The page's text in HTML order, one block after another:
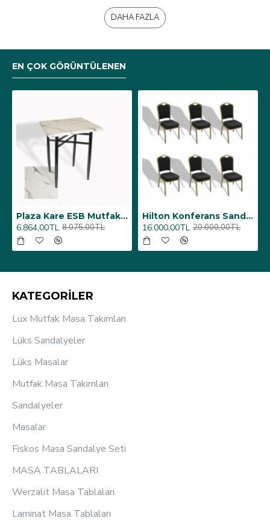
DAHA FAZLA
EN ÇOK GÖRÜNTÜLENEN
Üst Üste Konan Hilton Konferans Sandalye - (4 Adet)
12.000,00TL 15.000,00TL
Porselen Masa Tablası 80X160
26.350,00TL 31.000,00TL
KATEGORİLER
Lux Mutfak Masa Takımları
Lüks Sandalyeler
Lüks Masalar
Mutfak Masa Takımları
Sandalyeler
Masalar
Fiskos Masa Sandalye Seti
MASA TABLALARI
Werzalit Masa Tablaları
Laminat Masa Tablaları